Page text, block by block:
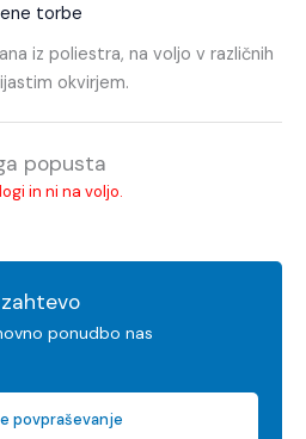
torbe
iz poliestra, na voljo v različnih
okvirjem.
popusta
in ni na voljo.
ponudbo nas
povpraševanje